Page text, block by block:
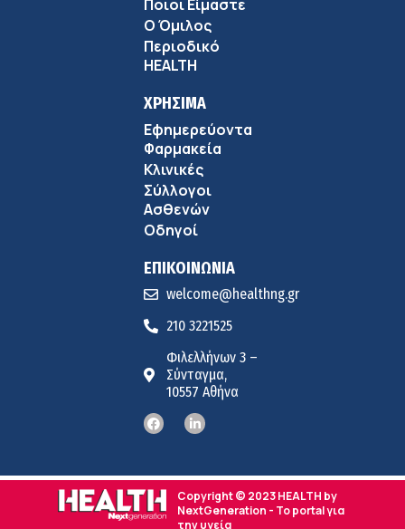
Ποιοι Είμαστε
Ο Όμιλος
Περιοδικό
HEALTH
ΧΡΗΣΙΜΑ
Εφημερεύοντα
Φαρμακεία
Κλινικές
Σύλλογοι
Ασθενών
Οδηγοί
ΕΠΙΚΟΙΝΩΝΙΑ
welcome@healthng.gr
210 3221525
Φιλελλήνων 3 –
Σύνταγμα,
10557 Αθήνα
Copyright © 2023 HEALTH by
NextGeneration - Το portal για
την υγεία